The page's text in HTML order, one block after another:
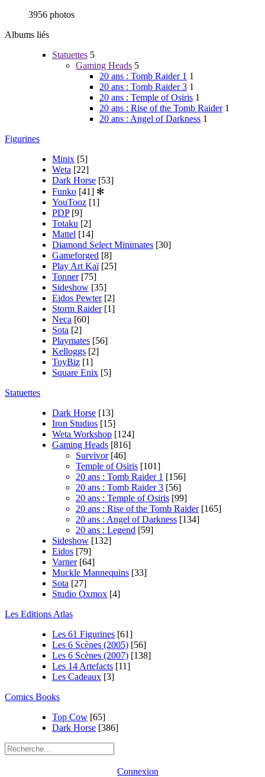
3956 photos
Albums liés
Statuettes 5
Gaming Heads 5
20 ans : Tomb Raider 1 1
20 ans : Tomb Raider 3 1
20 ans : Temple of Osiris 1
20 ans : Rise of the Tomb Raider 1
20 ans : Angel of Darkness 1
Figurines
Minix [5]
Weta [22]
Dark Horse [53]
Funko [41] ✻
YouTooz [1]
PDP [9]
Totaku [2]
Mattel [14]
Diamond Select Minimates [30]
Gameforged [8]
Play Art Kaï [25]
Tonner [75]
Sideshow [35]
Eidos Pewter [2]
Storm Raider [1]
Neca [60]
Sota [2]
Playmates [56]
Kelloggs [2]
ToyBiz [1]
Square Enix [5]
Statuettes
Dark Horse [13]
Iron Studios [15]
Weta Workshop [124]
Gaming Heads [816]
Survivor [46]
Temple of Osiris [101]
20 ans : Tomb Raider 1 [156]
20 ans : Tomb Raider 3 [56]
20 ans : Temple of Osiris [99]
20 ans : Rise of the Tomb Raider [165]
20 ans : Angel of Darkness [134]
20 ans : Legend [59]
Sideshow [132]
Eidos [79]
Varner [64]
Muckle Mannequins [33]
Sota [27]
Studio Oxmox [4]
Les Editions Atlas
Les 61 Figurines [61]
Les 6 Scènes (2005) [56]
Les 6 Scènes (2007) [138]
Les 14 Artefacts [11]
Les Cadeaux [3]
Comics Books
Top Cow [65]
Dark Horse [386]
Connexion